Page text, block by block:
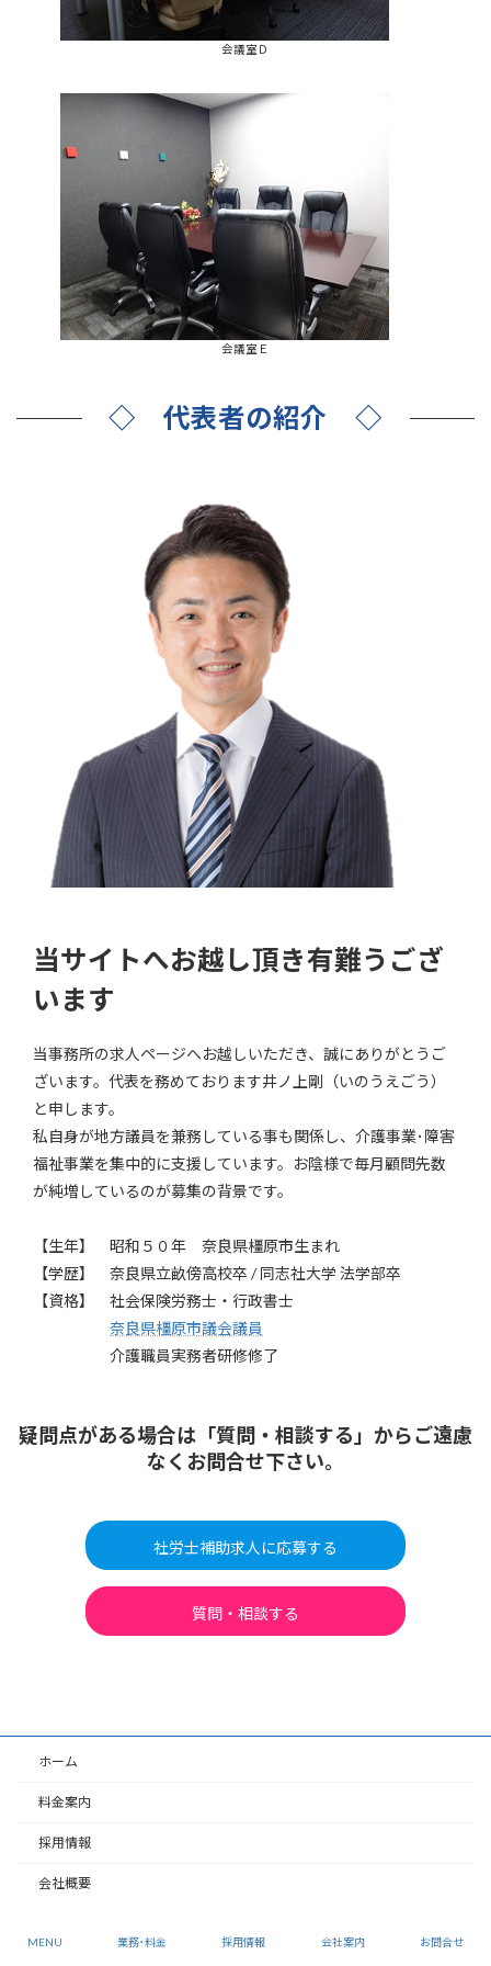
会議室Ｄ
会議室Ｅ
◇ 代表者の紹介 ◇
当サイトへお越し頂き有難うござ
います
当事務所の求人ページへお越しいただき、誠にありがとうご
ざいます。代表を務めております井ノ上剛（いのうえごう）
と申します。
私自身が地方議員を兼務している事も関係し、介護事業･障害
福祉事業を集中的に支援しています。お陰様で毎月顧問先数
が純増しているのが募集の背景です。
【生年】 昭和５０年 奈良県橿原市生まれ
【学歴】 奈良県立畝傍高校卒 / 同志社大学 法学部卒
【資格】 社会保険労務士・行政書士
奈良県橿原市議会議員
介護職員実務者研修修了
疑問点がある場合は「質問・相談する」からご遠慮
なく お問合せ下さい。
社労士補助求人に応募する
質問・相談する
ホーム
料金案内
採用情報
会社概要
MENU 業務･料金 採用情報 会社案内 お問合せ